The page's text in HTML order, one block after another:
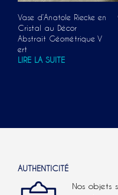
Vase d’Anatole Riecke en
Cristal au Décor
Abstrait Géométrique V
ert
LIRE LA SUITE
AUTHENTICITÉ
Nos objets